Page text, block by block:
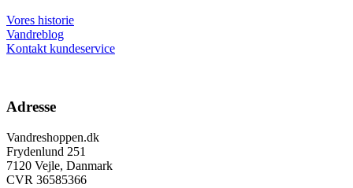
Vores historie
Vandreblog
Kontakt kundeservice
Adresse
Vandreshoppen.dk
Frydenlund 251
7120 Vejle, Danmark
CVR 36585366